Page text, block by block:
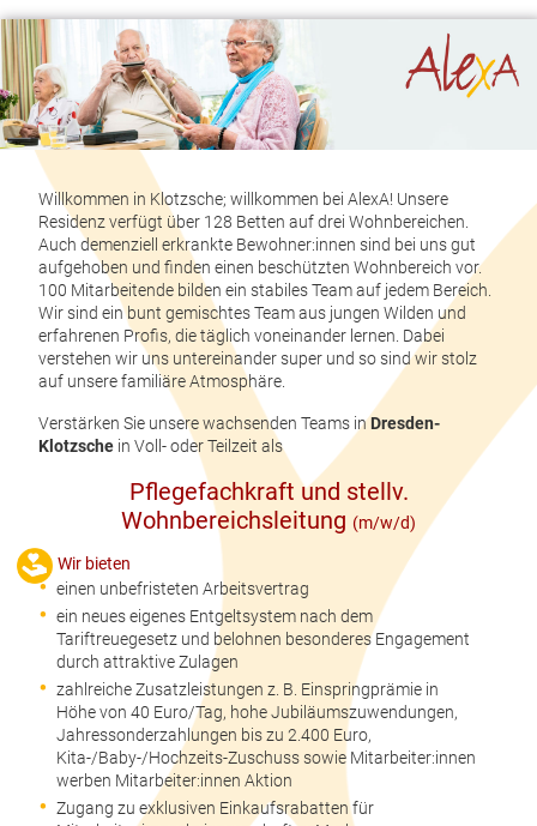
Willkommen in Klotzsche; willkommen bei AlexA! Unsere
Residenz verfügt über 128 Betten auf drei Wohnbereichen.
Auch demenziell erkrankte Bewohner:innen sind bei uns gut
aufgehoben und finden einen beschützten Wohnbereich vor.
100 Mitarbeitende bilden ein stabiles Team auf jedem Bereich.
Wir sind ein bunt gemischtes Team aus jungen Wilden und
erfahrenen Profis, die täglich voneinander lernen. Dabei
verstehen wir uns untereinander super und so sind wir stolz
auf unsere familiäre Atmosphäre.
Verstärken Sie unsere wachsenden Teams inDresden-
Klotzsche in Voll- oder Teilzeit als
Pflegefachkraft und stellv.
Wohnbereichsleitung (m/w/d)
Wir bieten
einen unbefristeten Arbeitsvertrag
ein neues eigenes Entgeltsystem nach dem
Tariftreuegesetz und belohnen besonderes Engagement
durch attraktive Zulagen
zahlreiche Zusatzleistungen z. B. Einspringprämie in
Höhe von 40 Euro/Tag, hohe Jubiläumszuwendungen,
Jahressonderzahlungen bis zu 2.400 Euro,
Kita-/Baby-/Hochzeits-Zuschuss sowie Mitarbeiter:innen
werben Mitarbeiter:innen Aktion
Zugang zu exklusiven Einkaufsrabatten für